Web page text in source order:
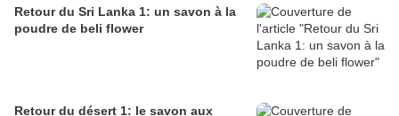
Retour du Sri Lanka 1: un savon à la
poudre de beli flower
Retour du désert 1: le savon aux